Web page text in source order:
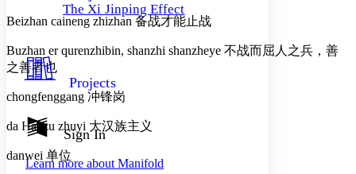
Your highlights
Show all
Show all
Decrease font size Increase font size
Dark
Annotation contrast
abc
abc High
The Xi Jinping Effect
Projects
Sign In
Learn more about Manifold
Beizhan caineng zhizhan 备战才能止战
Buzhan er qurenzhibin, shanzhi shanzheye 不战而屈人之兵 ， 善
之善者也
chongfenggang 冲锋岗
da Hanzu zhuyi 大汉族主义
danwei 单位